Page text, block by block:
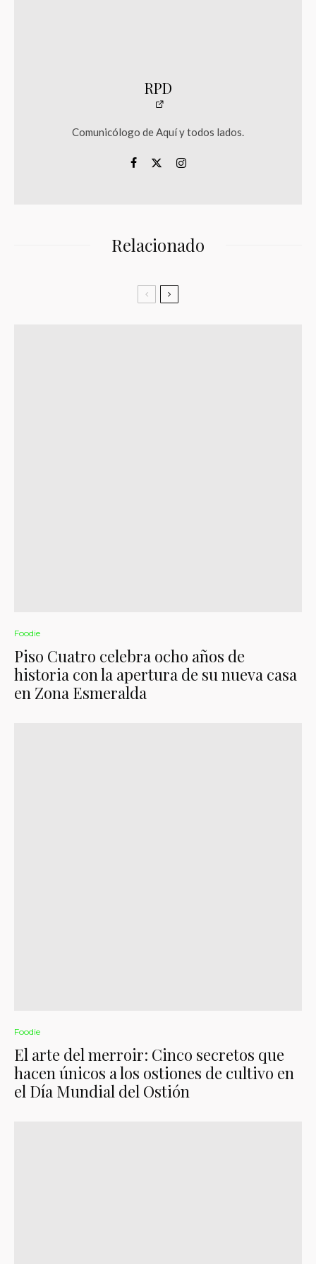
RPD
Comunicólogo de Aquí y todos lados.
Relacionado
Foodie
Piso Cuatro celebra ocho años de
historia con la apertura de su nueva casa
en Zona Esmeralda
Foodie
El arte del merroir: Cinco secretos que
hacen únicos a los ostiones de cultivo en
el Día Mundial del Ostión